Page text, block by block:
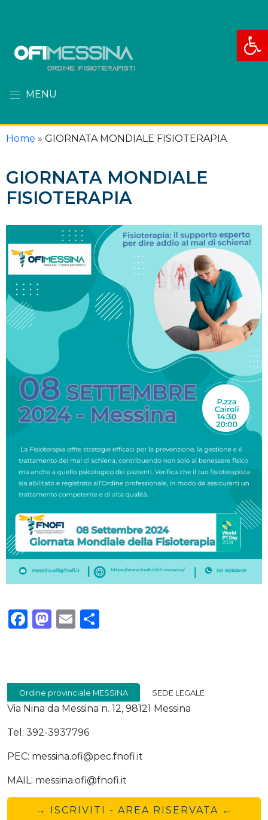
Apri
MENU
Home » GIORNATA MONDIALE FISIOTERAPIA
GIORNATA MONDIALE
FISIOTERAPIA
Facebook
Mastodon
Email
Ordine provinciale MESSINA SEDE LEGALE
Via Nina da Messina n. 12, 98121 Messina
Tel: 392-3937796
PEC: messina.ofi@pec.fnofi.it
MAIL: messina.ofi@fnofi.it
→ ISCRIVITI - AREA RISERVATA ←